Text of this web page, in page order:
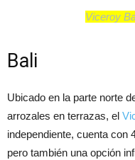
Viceroy
Bali
Ubicado en la parte norte
arrozales en terrazas, el
independiente, cuenta con
pero también una opción